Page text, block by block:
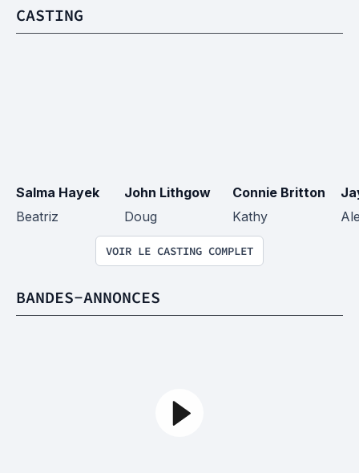
CASTING
Salma Hayek
Beatriz
John Lithgow
Doug
Connie Britton
Kathy
VOIR LE CASTING COMPLET
BANDES-ANNONCES